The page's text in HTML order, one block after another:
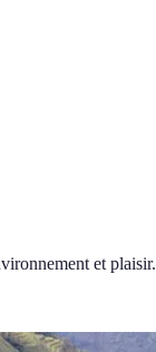
et plaisir.